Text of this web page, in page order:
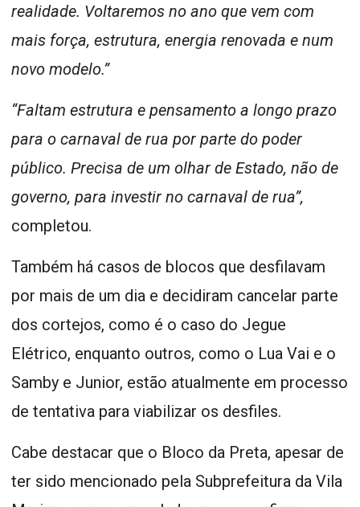
realidade. Voltaremos no ano que vem com
mais força, estrutura, energia renovada e num
novo modelo.”
“Faltam estrutura e pensamento a longo prazo
para o carnaval de rua por parte do poder
público. Precisa de um olhar de Estado, não de
governo, para investir no carnaval de rua”,
completou.
Também há casos de blocos que desfilavam
por mais de um dia e decidiram cancelar parte
dos cortejos, como é o caso do Jegue
Elétrico, enquanto outros, como o Lua Vai e o
Samby e Junior, estão atualmente em processo
de tentativa para viabilizar os desfiles.
Cabe destacar que o Bloco da Preta, apesar de
ter sido mencionado pela Subprefeitura da Vila